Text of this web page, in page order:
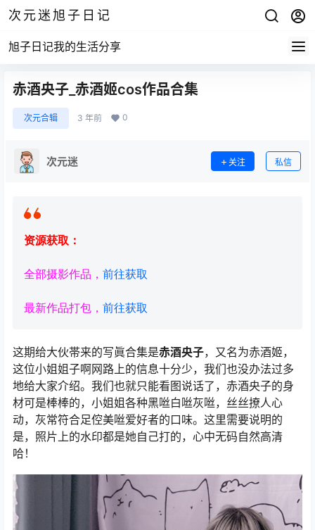
次元迷旭子日记
旭子日记我的生活分享
赤酒央子_赤酒姬cos作品合集
次元合辑 3 年前 0
次元迷 关注 私信
资源获取：
全部摄影作品， 前往获取
最新作品打包， 前往获取
这期给大伙帯来的写眞合集是赤酒央子，又名为赤酒姬，
这位小姐姐子啊网路上的信息十分少，我们也没办法过多
地给大家介绍。我们也就只能看图说话了，赤酒央子的身
材可是棒棒的，小姐姐各种黑咝白咝灰咝，丝丝撩人心
动，灰常符合足倥美咝爱好者的口味。这里需要说明的
是，照片上的水印都是她自己打的，心中无码自然高清
哈！